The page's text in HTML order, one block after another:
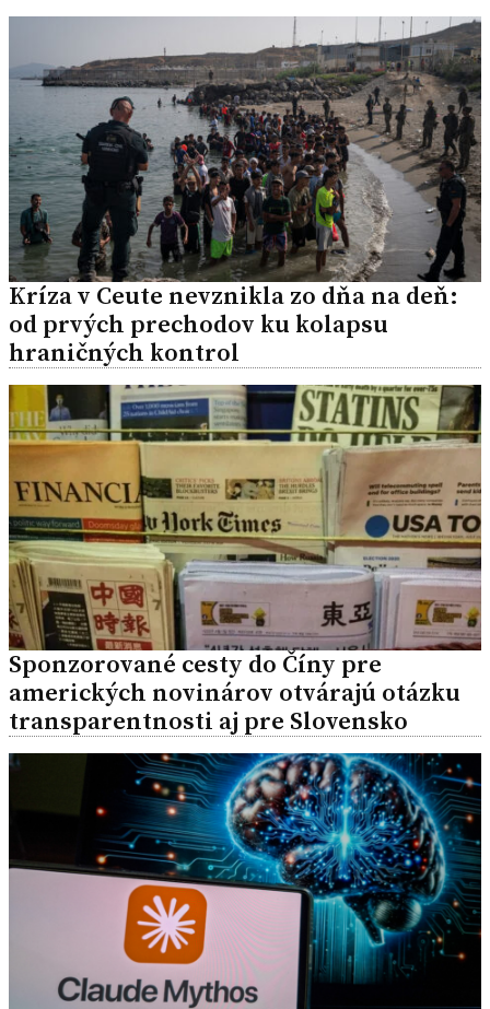
Kríza v Ceute nevznikla zo dňa na deň:
od prvých prechodov ku kolapsu
hraničných kontrol
Sponzorované cesty do Číny pre
amerických novinárov otvárajú otázku
transparentnosti aj pre Slovensko